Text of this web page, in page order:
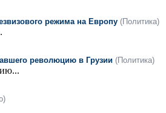
режима на Европу (Политика)
революцию в Грузии (Политика)